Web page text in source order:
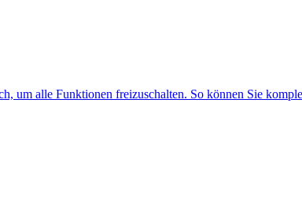
um alle Funktionen freizuschalten. So können Sie